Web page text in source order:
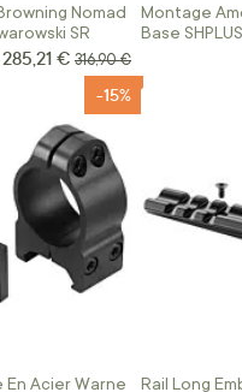
Nomad
SR
Prix Spécial
285,21 € Prix normal
316,90 €
Montage
Base
Acier Warne
-15%
Rail Long